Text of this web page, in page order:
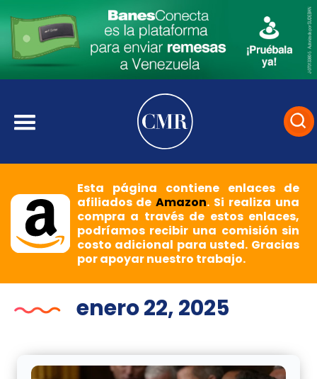
Esta página contiene enlaces de
afiliados deAmazon. Si realiza una
compra a través de estos enlaces,
podríamos recibir una comisión sin
costo adicional para usted. Gracias
por apoyar nuestro trabajo.
enero 22, 2025